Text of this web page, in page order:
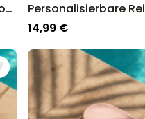
Personalisierbare Tasse mit Foto und 3 Zeilen
14,99 €